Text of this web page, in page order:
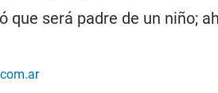
que será padre de un niño;